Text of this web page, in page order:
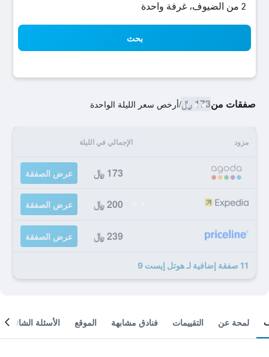
2 من الضيوف، غرفة واحدة
بحث
صفقات من173 ﷼ /أرخص سعر الليلة الواحدة
مزود الإجمالي في الليلة
173 ﷼ عرض الصفقة
200 ﷼ عرض الصفقة
239 ﷼ عرض الصفقة
11 صفقة إضافية لـ هوتل إيست 9
لمحة عن التقييمات فنادق مشابهة الموقع الأسئلة الشائعة